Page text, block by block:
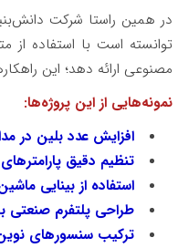
در همین راستا شرکت
توانسته است با استفاده
مصنوعی ارائه دهد؛ این
نمونه‌هایی از این پروژه‌ها:
افزایش عدد بلین در
تنظیم دقیق
استفاده از بینایی
طراحی پلتفرم صنعتی
ترکیب سنسورهای